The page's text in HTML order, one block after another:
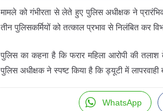
मामले को गंभीरता से लेते हुए पुलिस अधीक्षक ने
तीन पुलिसकर्मियों को तत्काल प्रभाव से निलंबित कर
पुलिस का कहना है कि फरार महिला आरोपी की
पुलिस अधीक्षक ने स्पष्ट किया है कि ड्यूटी में लापरवाही
WhatsApp